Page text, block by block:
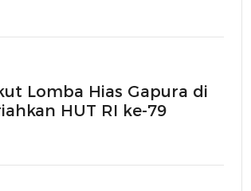
Lomba Hias Gapura di
HUT RI ke-79